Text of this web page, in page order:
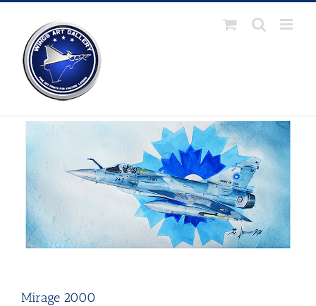
Passer
Mirage 2000